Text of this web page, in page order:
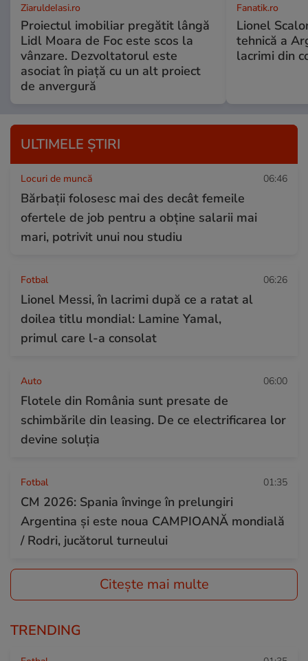
ZiaruldeIasi.ro
Proiectul imobiliar pregătit lângă
Lidl Moara de Foc este scos la
vânzare. Dezvoltatorul este
asociat în piață cu un alt proiect
de anvergură
Fanatik.ro
Lionel
tehnică a
lacrimi din
ULTIMELE ȘTIRI
Locuri de muncă 06:46
Bărbații folosesc mai des decât femeile
ofertele de job pentru a obține salarii mai
mari, potrivit unui nou studiu
Fotbal 06:26
Lionel Messi, în lacrimi după ce a ratat al
doilea titlu mondial: Lamine Yamal,
primul care l-a consolat
Auto 06:00
Flotele din România sunt presate de
schimbările din leasing. De ce electrificarea lor
devine soluția
Fotbal 01:35
CM 2026: Spania învinge în prelungiri
Argentina și este noua CAMPIOANĂ mondială
/ Rodri, jucătorul turneului
Citește mai multe
TRENDING